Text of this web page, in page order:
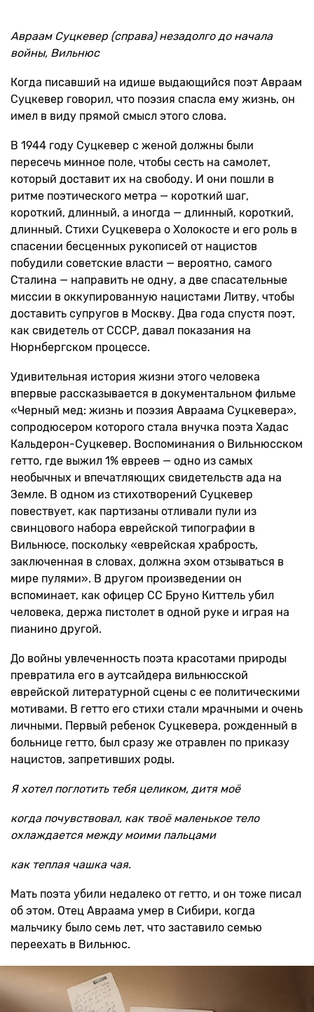
Авраам Суцкевер (справа) незадолго до начала
войны, Вильнюс
Когда писавший на идише выдающийся поэт Авраам
Суцкевер говорил, что поэзия спасла ему жизнь, он
имел в виду прямой смысл этого слова.
В 1944 году Суцкевер с женой должны были
пересечь минное поле, чтобы сесть на самолет,
который доставит их на свободу. И они пошли в
ритме поэтического метра — короткий шаг,
короткий, длинный, а иногда — длинный, короткий,
длинный. Стихи Суцкевера о Холокосте и его роль в
спасении бесценных рукописей от нацистов
побудили советские власти — вероятно, самого
Сталина — направить не одну, а две спасательные
миссии в оккупированную нацистами Литву, чтобы
доставить супругов в Москву. Два года спустя поэт,
как свидетель от СССР, давал показания на
Нюрнбергском процессе.
Удивительная история жизни этого человека
впервые рассказывается в документальном фильме
«Черный мед: жизнь и поэзия Авраама Суцкевера»,
сопродюсером которого стала внучка поэта Хадас
Кальдерон-Суцкевер. Воспоминания о Вильнюсском
гетто, где выжил 1% евреев — одно из самых
необычных и впечатляющих свидетельств ада на
Земле. В одном из стихотворений Суцкевер
повествует, как партизаны отливали пули из
свинцового набора еврейской типографии в
Вильнюсе, поскольку «еврейская храбрость,
заключенная в словах, должна эхом отзываться в
мире пулями». В другом произведении он
вспоминает, как офицер СС Бруно Киттель убил
человека, держа пистолет в одной руке и играя на
пианино другой.
До войны увлеченность поэта красотами природы
превратила его в аутсайдера вильнюсской
еврейской литературной сцены с ее политическими
мотивами. В гетто его стихи стали мрачными и очень
личными. Первый ребенок Суцкевера, рожденный в
больнице гетто, был сразу же отравлен по приказу
нацистов, запретивших роды.
Я хотел поглотить тебя целиком, дитя моё
когда почувствовал, как твоё маленькое тело
охлаждается между моими пальцами
как теплая чашка чая.
Мать поэта убили недалеко от гетто, и он тоже писал
об этом. Отец Авраама умер в Сибири, когда
мальчику было семь лет, что заставило семью
переехать в Вильнюс.